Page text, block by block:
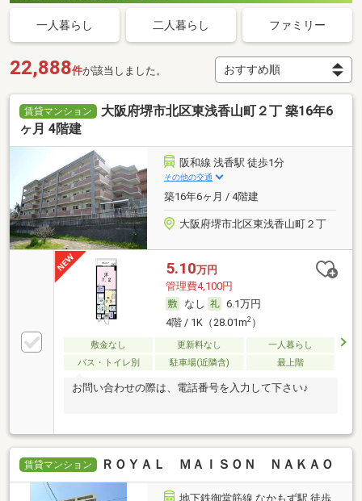
一人暮らし 二人暮らし ファミリー
22,888件が該当しました。
賃貸マンション
大阪府堺市北区東浅香山町２丁 築16年6
ヶ月 4階建
阪和線 浅香駅 徒歩1分
その他の交通
築16年6ヶ月 / 4階建
大阪府堺市北区東浅香山町２丁
5.10万円
管理費4,100円
なし
6.1万円
4階 / 1K（28.01m2）
敷金なし 更新料なし
一人暮らし
バス・トイレ別
駐車場(近隣含) 最上階
お問い合わせの際は、電話番号を入力して下さい♪
賃貸マンション ＲＯＹＡＬ ＭＡＩＳＯＮ ＮＡＫＡＯ
地下鉄御堂筋線 なかもず駅 徒歩